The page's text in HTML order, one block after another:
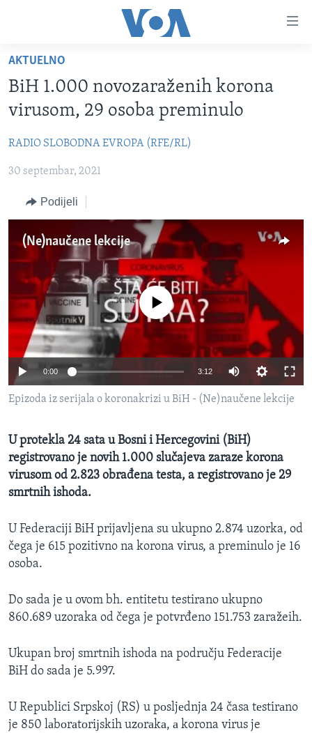
glavni
sadržaj
Pređi
na
glavnu
Idi
pretragu
VIJESTI
SJEDINJENE AMERIČKE DRŽAVE
BOSNA I HERCEGOVINA
NAUKA I TEHNOLOGIJA
SPECIJALNI PROJEKTI
SLOBODA MEDIJA
ŽENSKA STRANA
IZBJEGLIČKA STRANA
MAGAZIN
O GLASU AMERIKE
Learning English
Jezici
AKTUELNO
BiH 1.000 novozaraženih korona
virusom, 29 osoba preminulo
RADIO SLOBODNA EVROPA (RFE/RL)
30 septembar, 2021
Podijeli
(Ne)naučene lekcije
No media source currently available
0:00 3:12
Epizoda iz serijala o koronakrizi u BiH - (Ne)naučene lekcije
U protekla 24 sata u Bosni i Hercegovini (BiH)
registrovano je novih 1.000 slučajeva zaraze korona
virusom od 2.823 obrađena testa, a registrovano je 29
smrtnih ishoda.
U Federaciji BiH prijavljena su ukupno 2.874 uzorka, od
čega je 615 pozitivno na korona virus, a preminulo je 16
osoba.
Do sada je u ovom bh. entitetu testirano ukupno
860.689 uzoraka od čega je potvrđeno 151.753 zaražeih.
Ukupan broj smrtnih ishoda na području Federacije
BiH do sada je 5.997.
U Republici Srpskoj (RS) u pоsljеdnja 24 časa tеstirаno
je 850 lаbоrаtоriјskih uzоrаkа, а korona virus je